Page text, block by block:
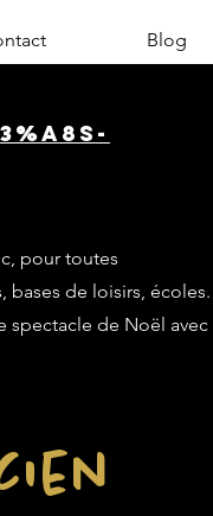
Blog
pour toutes
bases de loisirs, écoles.
spectacle de Noël avec